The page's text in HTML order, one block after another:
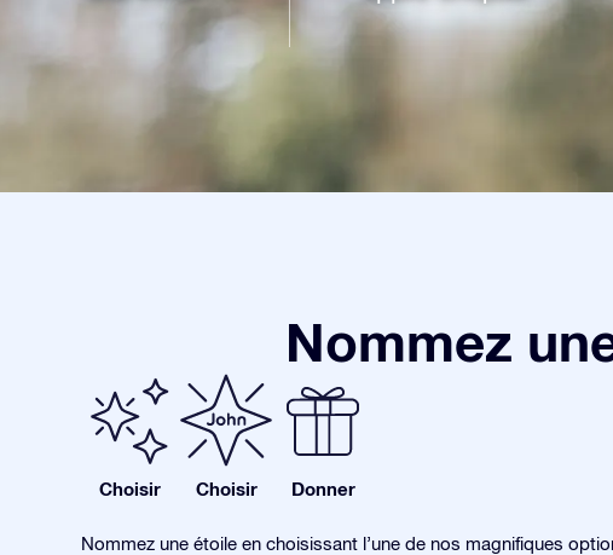
Nommez
Choisir Choisir Donner
Nommez une étoile en choisissant l’une de nos magnifiques